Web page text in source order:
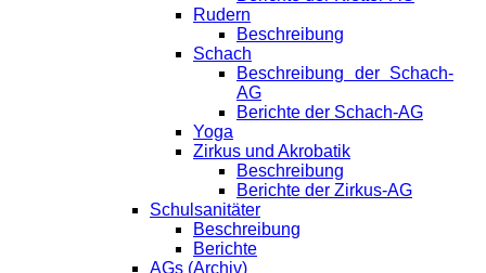
Rudern
Beschreibung
Schach
Beschreibung der Schach-
AG
Berichte der Schach-AG
Yoga
Zirkus und Akrobatik
Beschreibung
Berichte der Zirkus-AG
Schulsanitäter
Beschreibung
Berichte
AGs (Archiv)